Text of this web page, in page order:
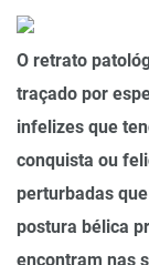
O retrato
traçado por
infelizes que
conquista ou
perturbadas
postura bélica
encontram nas